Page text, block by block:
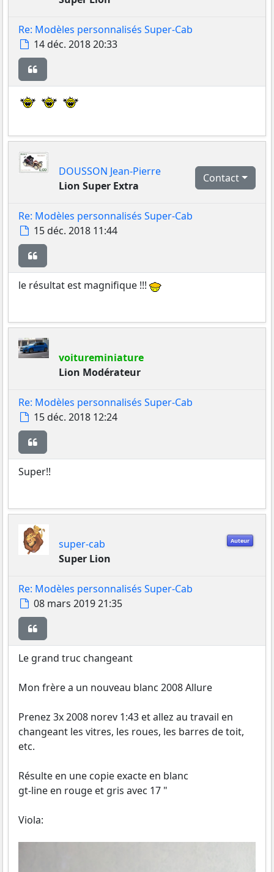
Re: Modèles personnalisés Super-Cab
Message
14 déc. 2018 20:33
DOUSSON Jean-Pierre
Lion Super Extra
Contact
Re: Modèles personnalisés Super-Cab
Message
15 déc. 2018 11:44
le résultat est magnifique !!!
voitureminiature
Lion Modérateur
Re: Modèles personnalisés Super-Cab
Message
15 déc. 2018 12:24
Super!!
Auteur
super-cab
Super Lion
Re: Modèles personnalisés Super-Cab
Message
08 mars 2019 21:35
Le grand truc changeant
Mon frère a un nouveau blanc 2008 Allure
Prenez 3x 2008 norev 1:43 et allez au travail en
changeant les vitres, les roues, les barres de toit,
etc.
Résulte en une copie exacte en blanc
gt-line en rouge et gris avec 17 "
Viola: